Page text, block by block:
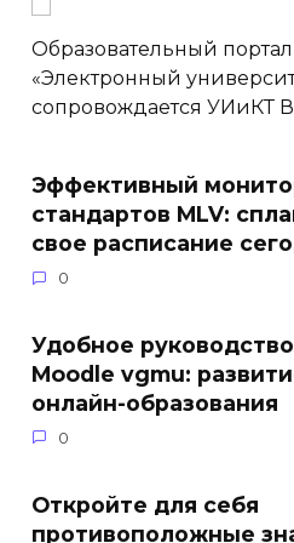
Образовательный портал
«Электронный
сопровождается УИиКТ
Эффективный
стандартов MLV:
свое расписание
0
Удобное
Moodle vgmu:
онлайн-образования
0
Откройте для себя
противоположные